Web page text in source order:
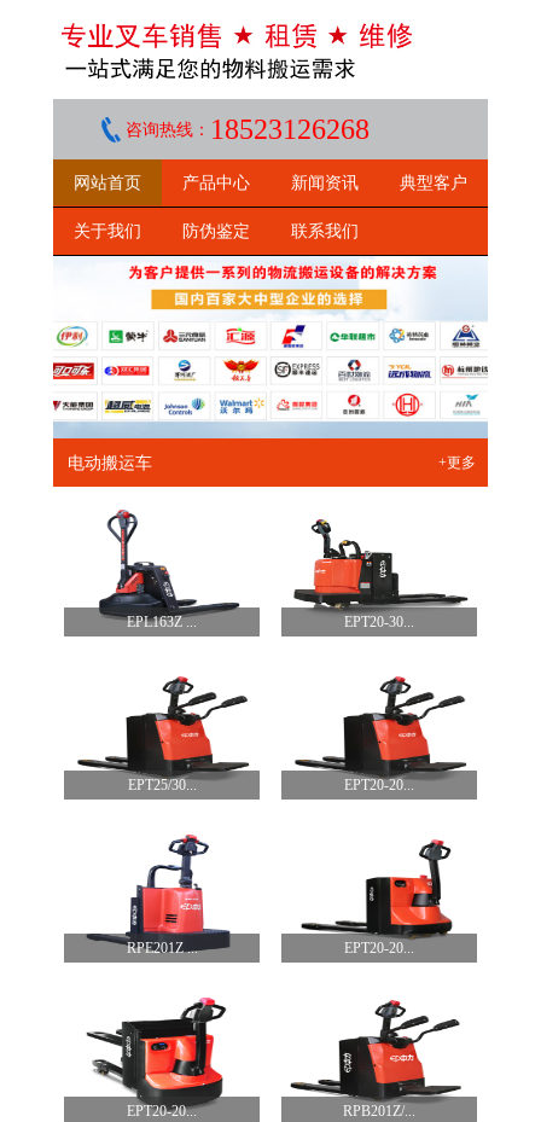
咨询热线： 18523126268
网站首页 产品中心 新闻资讯 典型客户
关于我们 防伪鉴定 联系我们
电动搬运车 +更多
EPL163Z ... EPT20-30...
EPT25/30... EPT20-20...
RPE201Z ... EPT20-20...
EPT20-20... RPB201Z/...